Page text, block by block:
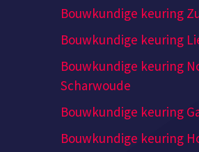
Bouwkundige keuring
Bouwkundige keuring
Bouwkundige keuring
Scharwoude
Bouwkundige keuring
Bouwkundige keuring